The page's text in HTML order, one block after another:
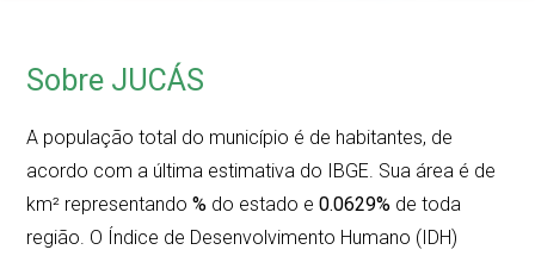
Sobre JUCÁS
A população total do município é de habitantes, de
acordo com a última estimativa do IBGE. Sua área é de
km² representando % do estado e 0.0629% de toda
região. O Índice de Desenvolvimento Humano (IDH)